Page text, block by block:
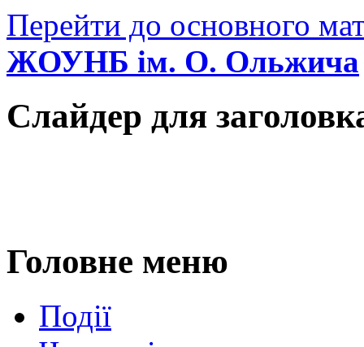
Перейти до основного
ЖОУНБ ім. О. Ольжича
Слайдер для
Головне меню
Події